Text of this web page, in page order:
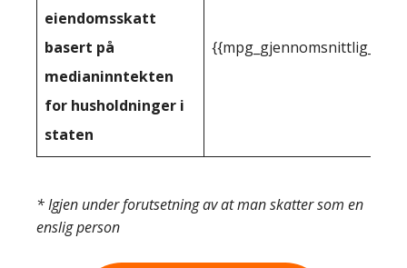
eiendomsskatt
basert på
medianinntekten
for husholdninger i
staten
* Igjen under forutsetning av at man skatter som en
enslig person